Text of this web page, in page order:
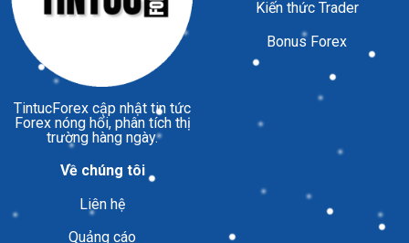
TintucForex cập nhật tin tức
Forex nóng hổi, phân tích thị
trường hàng ngày.
Kiến thức Trader
Bonus Forex
Về chúng tôi
Liên hệ
Quảng cáo